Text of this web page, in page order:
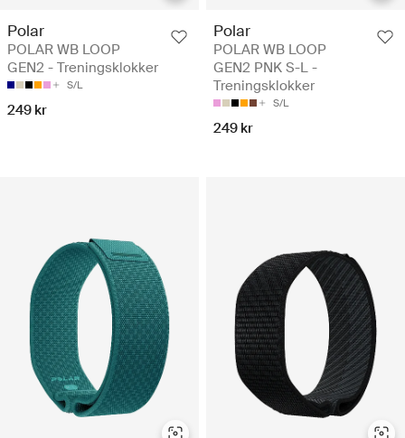
Polar
POLAR WB LOOP
GEN2 - Treningsklokker
S/L
249 kr
Polar
POLAR WB LOOP
GEN2 PNK S-L -
Treningsklokker
S/L
249 kr